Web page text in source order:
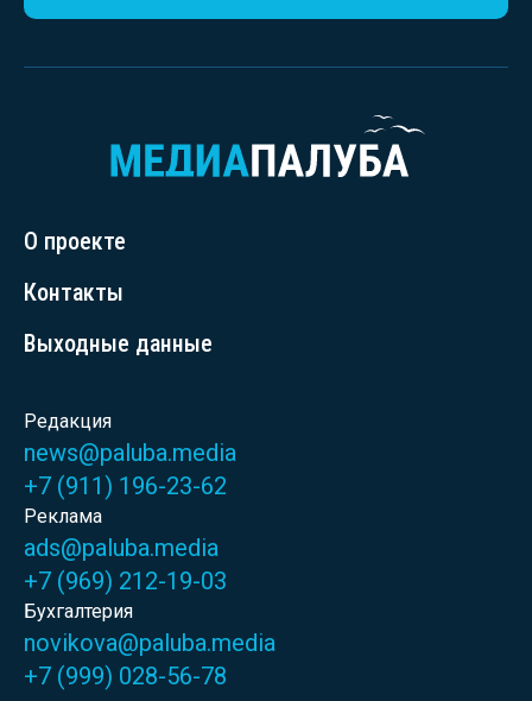
О проекте
Контакты
Выходные данные
Редакция
news@paluba.media
+7 (911) 196-23-62
Реклама
ads@paluba.media
+7 (969) 212-19-03
Бухгалтерия
novikova@paluba.media
+7 (999) 028-56-78